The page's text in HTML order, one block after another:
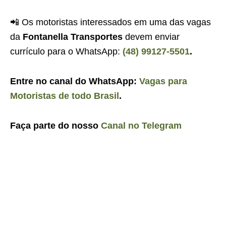
📲 Os motoristas interessados em uma das vagas
da Fontanella Transportes devem enviar
currículo para o WhatsApp: (48) 99127-5501.
Entre no canal do WhatsApp: Vagas para
Motoristas de todo Brasil.
Faça parte do nosso Canal no Telegram